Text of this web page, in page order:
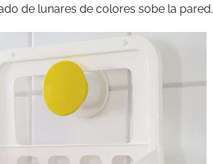
de lunares de colores sobe la pared.